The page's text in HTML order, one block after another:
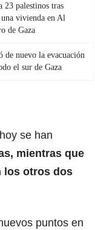
23 palestinos tras
vivienda en Al
de Gaza
de nuevo la evacuación
el sur de Gaza
se han
mientras que
los otros dos
puntos en